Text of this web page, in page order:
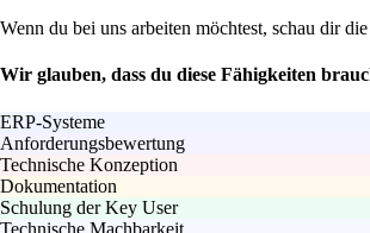
Wenn du bei uns arbeiten möchtest, schau dir
Wir glauben, dass du diese Fähigkeiten
ERP-Systeme
Anforderungsbewertung
Technische Konzeption
Dokumentation
Schulung der Key User
Technische Machbarkeit